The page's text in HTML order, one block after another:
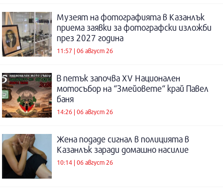
Музеят на фотографията в Казанлък
приема заявки за фотографски изложби
през 2027 година
11:57 | 06 август 26
В петък започва XV Национален
мотосъбор на “Змейовете“ край Павел
баня
14:26 | 06 август 26
Жена подаде сигнал в полицията в
Казанлък заради домашно насилие
10:14 | 06 август 26